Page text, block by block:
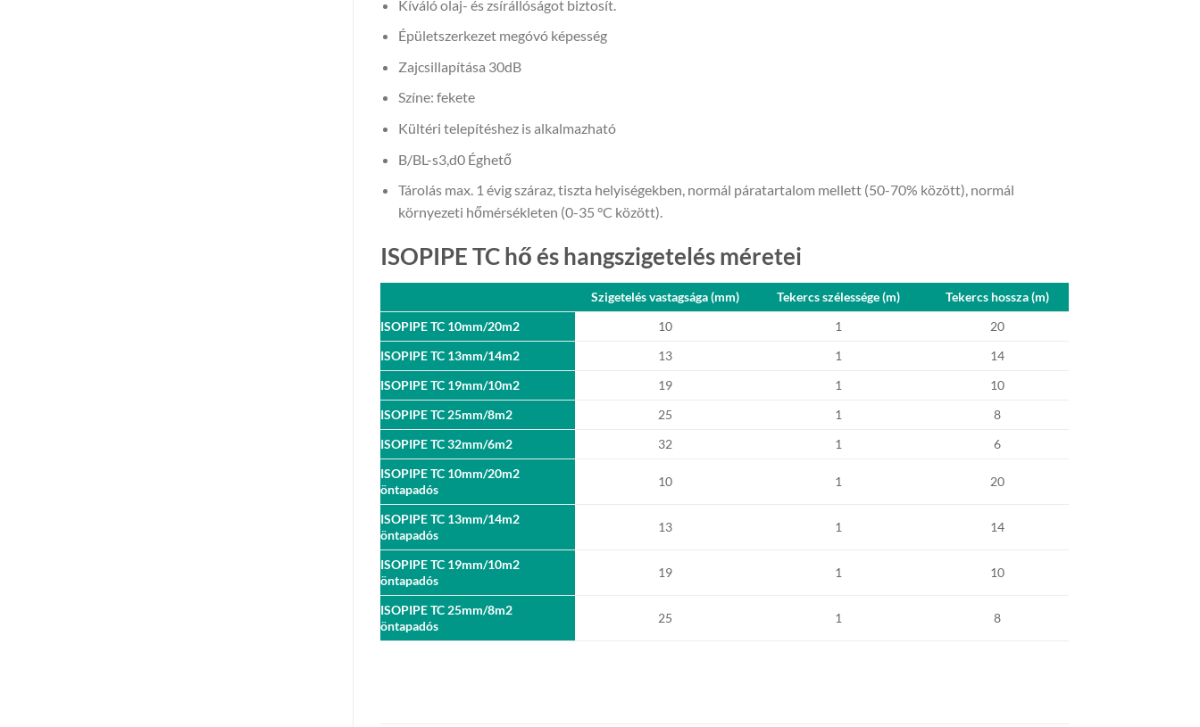
Kíváló olaj- és zsírállóságot biztosít.
Épületszerkezet megóvó képesség
Zajcsillapítása 30dB
Színe: fekete
Kültéri telepítéshez is alkalmazható
B/BL-s3,d0 Éghető
Tárolás max. 1 évig száraz, tiszta helyiségekben, normál páratartalom mellett (50-70% között), normál
környezeti hőmérsékleten (0-35 °C között).
ISOPIPE TC hő és hangszigetelés méretei
Szigetelés vastagsága (mm) Tekercs szélessége (m)
Tekercs hossza (m)
ISOPIPE TC 10mm/20m2
10 1
20
ISOPIPE TC 13mm/14m2
13 1
14
ISOPIPE TC 19mm/10m2
19 1
10
ISOPIPE TC 25mm/8m2
25 1
8
ISOPIPE TC 32mm/6m2
32 1
6
ISOPIPE TC 10mm/20m2
öntapadós
10 1 20
ISOPIPE TC 13mm/14m2
öntapadós
13 1 14
ISOPIPE TC 19mm/10m2
öntapadós
19 1 10
ISOPIPE TC 25mm/8m2
öntapadós
25 1 8